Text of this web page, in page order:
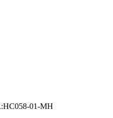
01-MH